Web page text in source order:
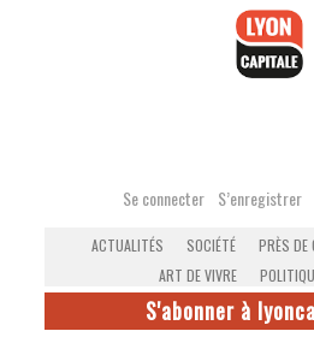
Se connecter S’enregistrer
ACTUALITÉS SOCIÉTÉ PRÈS DE
ART DE VIVRE
S'abonner à